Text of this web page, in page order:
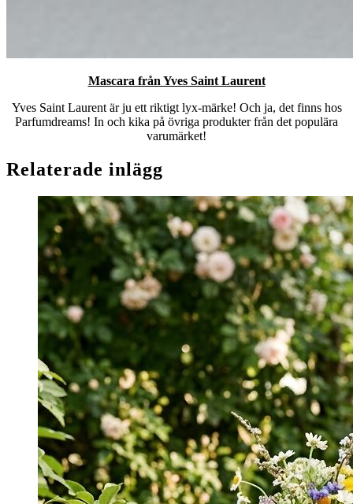
Mascara från Yves Saint Laurent
Yves Saint Laurent är ju ett riktigt lyx-märke! Och ja, det finns hos
Parfumdreams! In och kika på övriga produkter från det populära
varumärket!
Relaterade inlägg